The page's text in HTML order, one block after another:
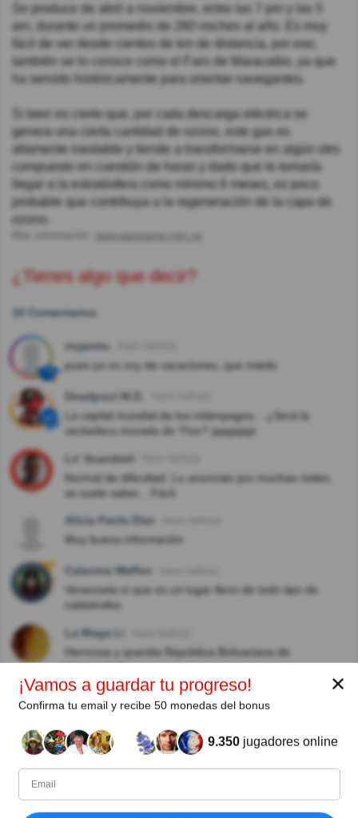
Se produce de abril a noviembre, entre las 7 pm y las 5
am, durante un promedio de 260 noches al año. Es muy
fácil de ver desde cientos de km de distancia, por eso,
también se lo conoce como el Faro de Maracaibo, ya que
ha servido históricamente para orientar navegantes.
Si bien es cierto que, por cada descarga eléctrica se
genera una cierta cantidad de ozono, este gas es
altamente inestable y tiende a transformarse en algún otro
compuesto en cuestión de horas y dado que le tomaría
llegar a la estratósfera como mínimo 6 meses, es poco
probable que contribuya a la regeneración de la capa de
ozono.
¿Tienes algo que decir?
10 Comentarios
riojanito
pues ya no voy de vacaciones, que miedo
Deadpool M.D.
La capital mundial de los relámpagos... ¿Será la
verdadera morada de Thor? jajajajaja
Le' Scandiell
Normal de dificultad. Lo anuncian por muchas redes,
se suele saber... Fácil
Alicia Paola Diaz
Muy buena información
Calavera Waffen
Venezuela sí que es un lugar lleno de todo tipo de
catástrofes.
La Maga Li
Hermosa y querida República Bolivariana de
Venezuela!!
Julio Nass Hace 7año(s)
Se llama el relámpago del catatumbo
Raúl Párraga Hace 7año(s)
Pobre Venezuela ! Tras todo lo que está
✕
¡Vamos a guardar tu progreso!
Confirma tu email y recibe 50 monedas del bonus
9.350 jugadores online